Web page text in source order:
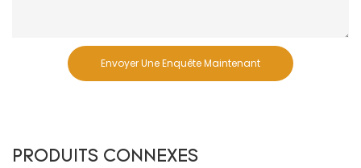
Envoyer Une Enquête Maintenant
PRODUITS CONNEXES